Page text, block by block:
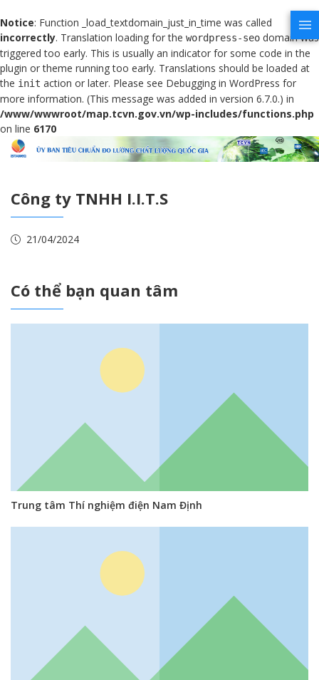
Notice: Function _load_textdomain_just_in_time was called
incorrectly. Translation loading for the wordpress-seo domain was
triggered too early. This is usually an indicator for some code in the
plugin or theme running too early. Translations should be loaded at
the init action or later. Please see Debugging in WordPress for
more information. (This message was added in version 6.7.0.) in
/www/wwwroot/map.tcvn.gov.vn/wp-includes/functions.php
on line 6170
Công ty TNHH I.I.T.S
21/04/2024
Có thể bạn quan tâm
Trung tâm Thí nghiệm điện Nam Định